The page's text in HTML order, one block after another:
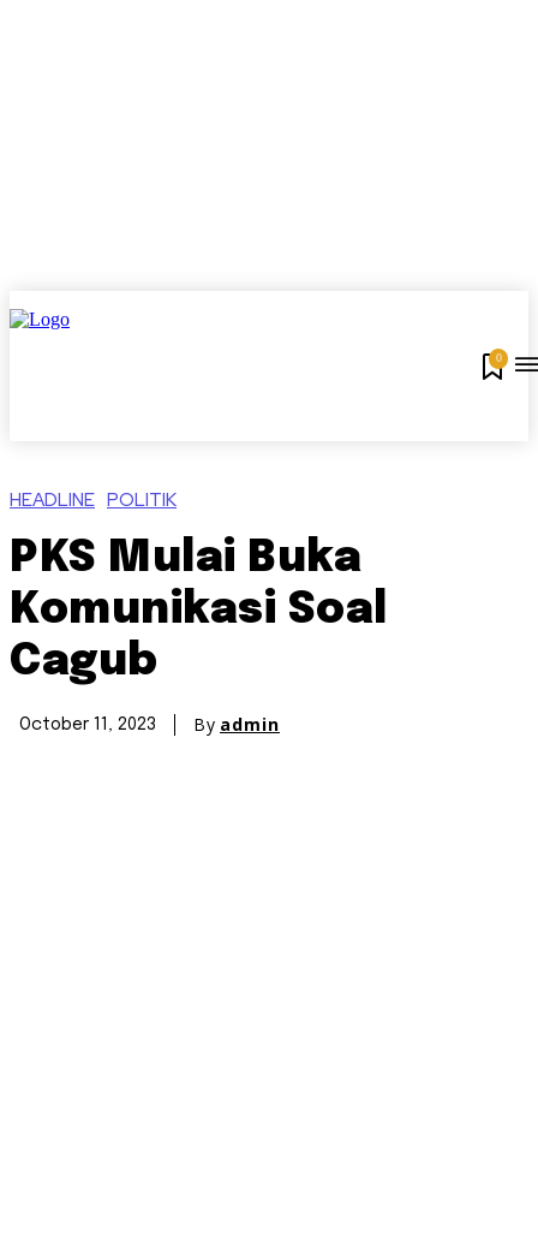
0
HEADLINE POLITIK
PKS Mulai Buka
Komunikasi Soal
Cagub
October 11, 2023 By admin